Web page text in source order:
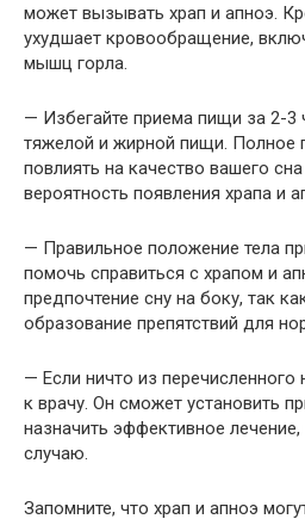
может вызывать храп и апноэ.
ухудшает кровообращение,
мышц горла.
— Избегайте приема пищи за 2-3
тяжелой и жирной пищи. Полное
повлиять на качество вашего
вероятность появления храпа и
— Правильное положение тела
помочь справиться с храпом и
предпочтение сну на боку, так
образование препятствий для
— Если ничто из перечисленного
к врачу. Он сможет установить
назначить эффективное
случаю.
Запомните, что храп и апноэ